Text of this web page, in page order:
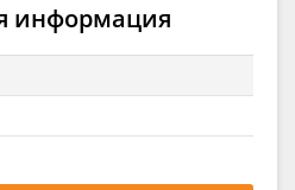
информация